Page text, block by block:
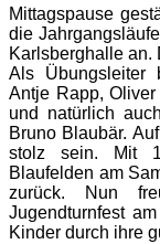
Mittagspause
die
Karlsberghalle an.
Als Übungsleiter
Antje Rapp,
und natürlich
Bruno Blaubär.
stolz sein. Mit
Blaufelden am
zurück. Nun
Jugendturnfest
Kinder durch ihre